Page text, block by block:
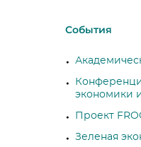
События
экономики
Проект
Зеленая